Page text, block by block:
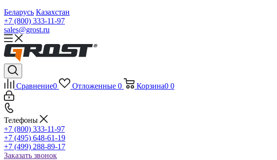
Беларусь Казахстан
+7 (800) 333-11-97
sales@grost.ru
Сравнение0 Отложенные 0 Корзина0 0
Телефоны
+7 (800) 333-11-97
+7 (495) 648-61-19
+7 (499) 288-89-17
Заказать звонок